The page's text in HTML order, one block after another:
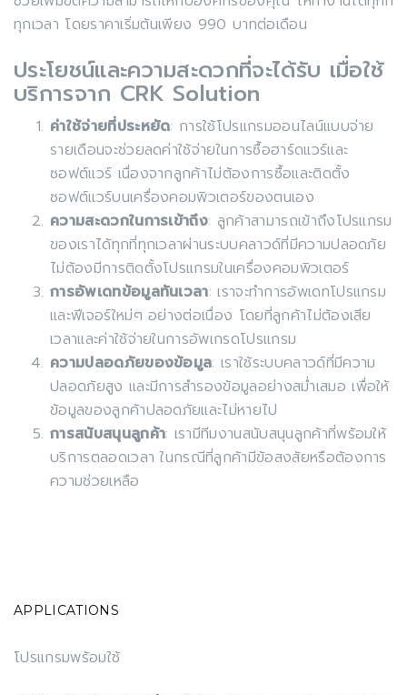
ทุกเวลา โดยราคาเริ่มต้นเพียง 990 บาทต่อเดือน
ประโยชน์และความสะดวกที่จะได้รับ เมื่อใช้
บริการจาก CRK Solution
ค่าใช้จ่ายที่ประหยัด: การใช้โปรแกรมออนไลน์แบบจ่าย
รายเดือนจะช่วยลดค่าใช้จ่ายในการซื้อฮาร์ดแวร์และ
ซอฟต์แวร์ เนื่องจากลูกค้าไม่ต้องการซื้อและติดตั้ง
ซอฟต์แวร์บนเครื่องคอมพิวเตอร์ของตนเอง
ความสะดวกในการเข้าถึง: ลูกค้าสามารถเข้าถึงโปรแกรม
ของเราได้ทุกที่ทุกเวลาผ่านระบบคลาวด์ที่มีความปลอดภัย
ไม่ต้องมีการติดตั้งโปรแกรมในเครื่องคอมพิวเตอร์
การอัพเดทข้อมูลทันเวลา: เราจะทำการอัพเดทโปรแกรม
และฟีเจอร์ใหม่ๆ อย่างต่อเนื่อง โดยที่ลูกค้าไม่ต้องเสีย
เวลาและค่าใช้จ่ายในการอัพเกรดโปรแกรม
ความปลอดภัยของข้อมูล: เราใช้ระบบคลาวด์ที่มีความ
ปลอดภัยสูง และมีการสำรองข้อมูลอย่างสม่ำเสมอ เพื่อให้
ข้อมูลของลูกค้าปลอดภัยและไม่หายไป
การสนับสนุนลูกค้า: เรามีทีมงานสนับสนุนลูกค้าที่พร้อมให้
บริการตลอดเวลา ในกรณีที่ลูกค้ามีข้อสงสัยหรือต้องการ
ความช่วยเหลือ
APPLICATIONS
โปรแกรมพร้อมใช้